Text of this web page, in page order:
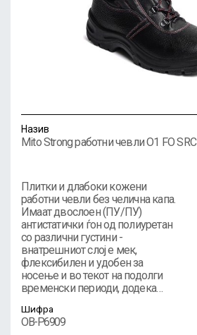
Назив
Mito Strong работни чевли O1 FO SRC
Плитки и длабоки кожени
работни чевли без челична капа.
Имаат двослоен (ПУ/ПУ)
антистатички ѓон од полиуретан
со различни густини -
внатрешниот слој е мек,
флексибилен и удобен за
носење и во текот на подолги
временски периоди, додека…
Шифра
OB-P6909